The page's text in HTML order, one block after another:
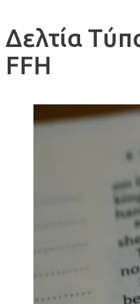
Δελτία
FFH